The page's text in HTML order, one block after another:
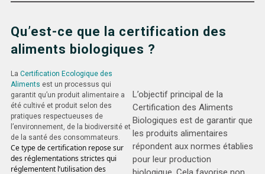
Qu’est-ce que la certification des
aliments biologiques ?
La Certification Ecologique des
Aliments est un processus qui
garantit qu’un produit alimentaire a
été cultivé et produit selon des
pratiques respectueuses de
l’environnement, de la biodiversité et
de la santé des consommateurs.
Ce type de certification repose sur
des réglementations strictes qui
réglementent l’utilisation des
L’objectif principal de la
Certification des Aliments
Biologiques est de garantir que
les produits alimentaires
répondent aux normes établies
pour leur production